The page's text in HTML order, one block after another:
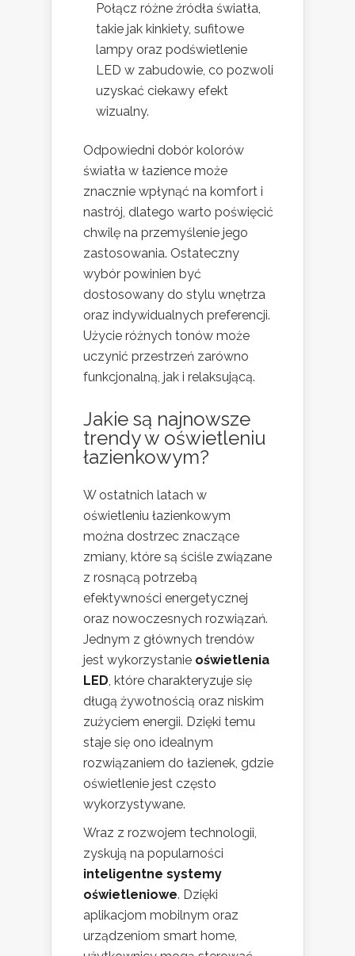
Połącz różne źródła światła,
takie jak kinkiety, sufitowe
lampy oraz podświetlenie
LED w zabudowie, co pozwoli
uzyskać ciekawy efekt
wizualny.
Odpowiedni dobór kolorów
światła w łazience może
znacznie wpłynąć na komfort i
nastrój, dlatego warto poświęcić
chwilę na przemyślenie jego
zastosowania. Ostateczny
wybór powinien być
dostosowany do stylu wnętrza
oraz indywidualnych preferencji.
Użycie różnych tonów może
uczynić przestrzeń zarówno
funkcjonalną, jak i relaksującą.
Jakie są najnowsze
trendy w oświetleniu
łazienkowym?
W ostatnich latach w
oświetleniu łazienkowym
można dostrzec znaczące
zmiany, które są ściśle związane
z rosnącą potrzebą
efektywności energetycznej
oraz nowoczesnych rozwiązań.
Jednym z głównych trendów
jest wykorzystanie oświetlenia
LED, które charakteryzuje się
długą żywotnością oraz niskim
zużyciem energii. Dzięki temu
staje się ono idealnym
rozwiązaniem do łazienek, gdzie
oświetlenie jest często
wykorzystywane.
Wraz z rozwojem technologii,
zyskują na popularności
inteligentne systemy
oświetleniowe. Dzięki
aplikacjom mobilnym oraz
urządzeniom smart home,